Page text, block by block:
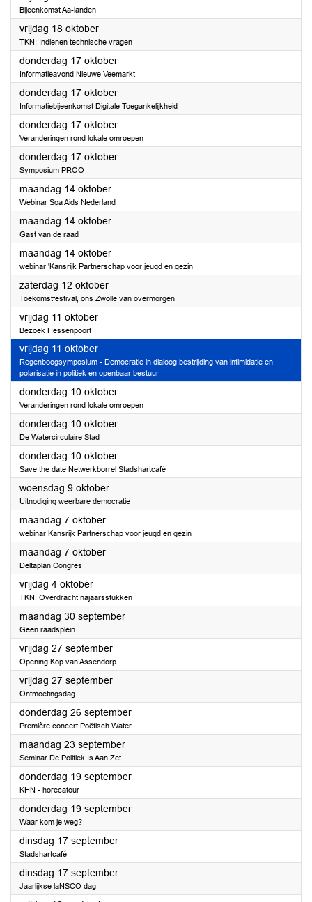
Bijeenkomst Aa-landen
vrijdag 18 oktober2024
TKN: Indienen technische vragen
donderdag 17 oktober2024
Informatieavond Nieuwe Veemarkt
donderdag 17 oktober2024
Informatiebijeenkomst Digitale Toegankelijkheid
donderdag 17 oktober2024
Veranderingen rond lokale omroepen
donderdag 17 oktober2024
Symposium PROO
maandag 14 oktober2024
Webinar Soa Aids Nederland
maandag 14 oktober2024
Gast van de raad
maandag 14 oktober2024
webinar 'Kansrijk Partnerschap voor jeugd en gezin
zaterdag 12 oktober2024
Toekomstfestival, ons Zwolle van overmorgen
vrijdag 11 oktober2024
Bezoek Hessenpoort
vrijdag 11 oktober2024
Regenboogsymposium - Democratie in dialoog bestrijding van intimidatie en
polarisatie in politiek en openbaar bestuur
donderdag 10 oktober2024
Veranderingen rond lokale omroepen
donderdag 10 oktober2024
De Watercirculaire Stad
donderdag 10 oktober2024
Save the date Netwerkborrel Stadshartcafé
woensdag 9 oktober2024
Uitnodiging weerbare democratie
maandag 7 oktober2024
webinar Kansrijk Partnerschap voor jeugd en gezin
maandag 7 oktober2024
Deltaplan Congres
vrijdag 4 oktober2024
TKN: Overdracht najaarsstukken
maandag 30 september2024
Geen raadsplein
vrijdag 27 september2024
Opening Kop van Assendorp
vrijdag 27 september2024
Ontmoetingsdag
donderdag 26 september2024
Première concert Poëtisch Water
maandag 23 september2024
Seminar De Politiek Is Aan Zet
donderdag 19 september2024
KHN - horecatour
donderdag 19 september2024
Waar kom je weg?
dinsdag 17 september2024
Stadshartcafé
dinsdag 17 september2024
Jaarlijkse laNSCO dag